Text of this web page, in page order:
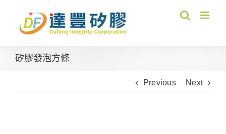
content
矽膠發泡方條
Previous Next